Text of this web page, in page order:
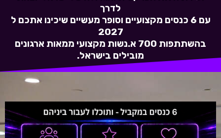
לדרך
עם 6 כנסים מקצועיים וסופר מעשיים שיכינו אתכם ל
2027
בהשתתפות 700 א.נשות מקצועי ממאות ארגונים
מובילים בישראל.